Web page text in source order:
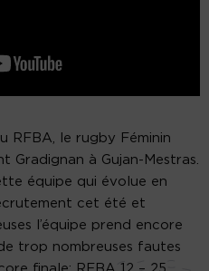
RFBA, le rugby Féminin
Gradignan à Gujan-Mestras.
équipe qui évolue en
cet été et
l’équipe prend encore
trop nombreuses fautes
finale: RFBA 12 – 25